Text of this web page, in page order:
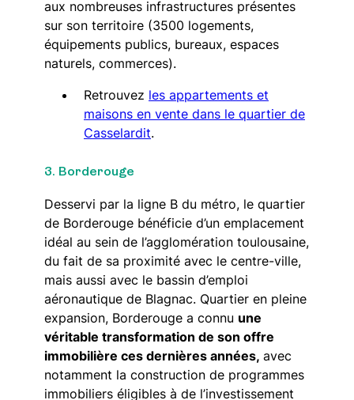
aux nombreuses infrastructures présentes
sur son territoire (3500 logements,
équipements publics, bureaux, espaces
naturels, commerces).
Retrouvez les appartements et
maisons en vente dans le quartier de
Casselardit.
3. Borderouge
Desservi par la ligne B du métro, le quartier
de Borderouge bénéficie d’un emplacement
idéal au sein de l’agglomération toulousaine,
du fait de sa proximité avec le centre-ville,
mais aussi avec le bassin d’emploi
aéronautique de Blagnac. Quartier en pleine
expansion, Borderouge a connu une
véritable transformation de son offre
immobilière ces dernières années, avec
notamment la construction de programmes
immobiliers éligibles à de l’investissement